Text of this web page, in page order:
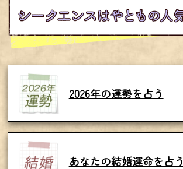
2026年の運勢を占う
あなたの結婚運命を占う